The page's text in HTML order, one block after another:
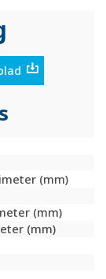
(mm)
(mm)
(mm)